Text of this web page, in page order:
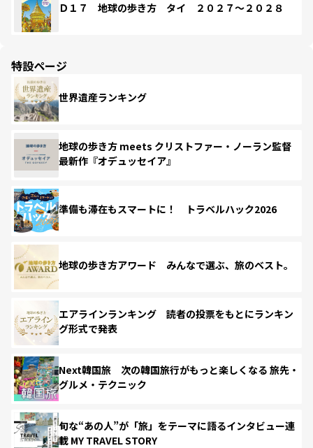
Ｄ１７ 地球の歩き方 タイ ２０２７～２０２８
特設ページ
世界遺産ランキング
地球の歩き方 meets クリストファー・ノーラン監督
最新作『オデュッセイア』
準備も滞在もスマートに！ トラベルハック2026
地球の歩き方アワード みんなで選ぶ、旅のベスト。
エアラインランキング 読者の投票をもとにランキン
グ形式で発表
Next韓国旅 次の韓国旅行がもっと楽しくなる 旅先・
グルメ・テクニック
旬な“あの人”が「旅」をテーマに語るインタビュー連
載 MY TRAVEL STORY